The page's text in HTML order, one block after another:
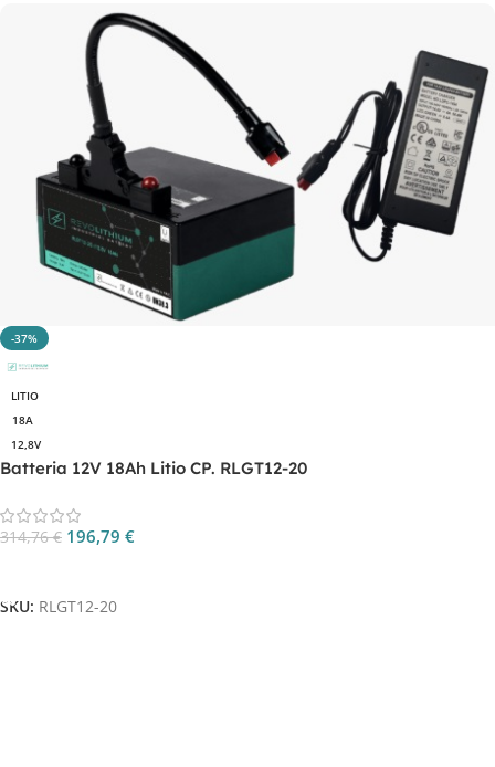
-37%
LITIO
18A
12,8V
Batteria 12V 18Ah Litio CP. RLGT12-20
314,76€ 196,79 €
SKU: RLGT12-20